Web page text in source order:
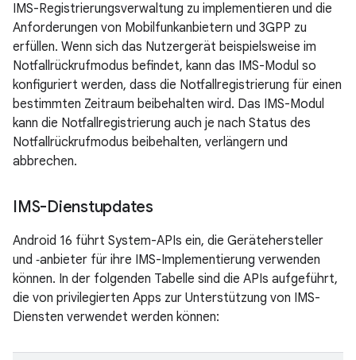
IMS-Registrierungsverwaltung zu implementieren und die
Anforderungen von Mobilfunkanbietern und 3GPP zu
erfüllen. Wenn sich das Nutzergerät beispielsweise im
Notfallrückrufmodus befindet, kann das IMS-Modul so
konfiguriert werden, dass die Notfallregistrierung für einen
bestimmten Zeitraum beibehalten wird. Das IMS-Modul
kann die Notfallregistrierung auch je nach Status des
Notfallrückrufmodus beibehalten, verlängern und
abbrechen.
IMS-Dienstupdates
Android 16 führt System-APIs ein, die Gerätehersteller
und ‑anbieter für ihre IMS-Implementierung verwenden
können. In der folgenden Tabelle sind die APIs aufgeführt,
die von privilegierten Apps zur Unterstützung von IMS-
Diensten verwendet werden können: